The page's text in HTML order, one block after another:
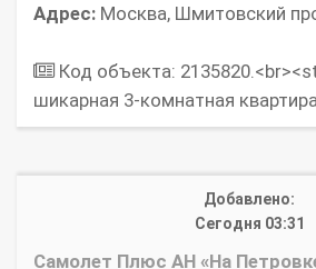
Адрес: Москва, Шмитовский
Код объекта:
шикарная 3-комнатная квартира
Добавлено:
Сегодня 03:31
Самолет Плюс АН «На